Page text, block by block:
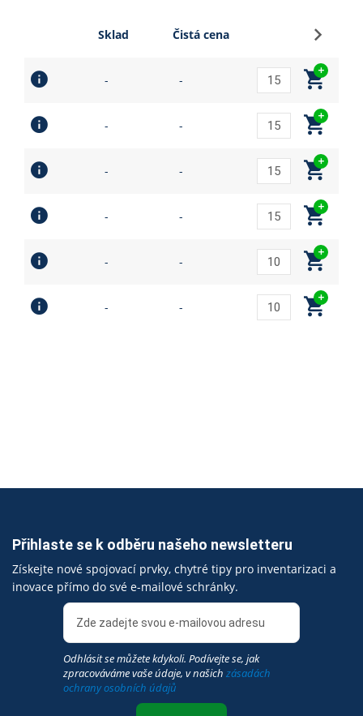
Sklad Čistá cena
- -
- -
- -
- -
- -
- -
Přihlaste se k odběru našeho newsletteru
Získejte nové spojovací prvky, chytré tipy pro inventarizaci a
inovace přímo do své e-mailové schránky.
Odhlásit se můžete kdykoli. Podívejte se, jak
zpracováváme vaše údaje, v našich zásadách
ochrany osobních údajů